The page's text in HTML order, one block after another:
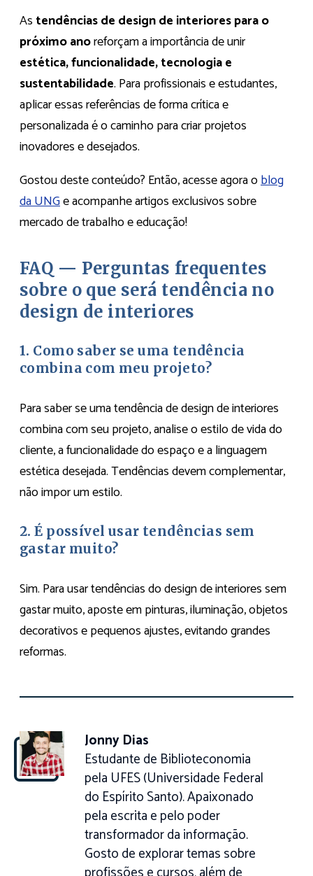
As tendências de design de interiores para o
próximo anoreforçam a importância de unir
estética, funcionalidade, tecnologia e
sustentabilidade. Para profissionais e estudantes,
aplicar essas referências de forma crítica e
personalizada é o caminho para criar projetos
inovadores e desejados.
Gostou deste conteúdo? Então, acesse agora oblog
da UNGe acompanhe artigos exclusivos sobre
mercado de trabalho e educação!
FAQ — Perguntas frequentes
sobre o que será tendência no
design de interiores
1. Como saber se uma tendência
combina com meu projeto?
Para saber se uma tendência de design de interiores
combina com seu projeto, analise o estilo de vida do
cliente, a funcionalidade do espaço e a linguagem
estética desejada. Tendências devem complementar,
não impor um estilo.
2. É possível usar tendências sem
gastar muito?
Sim. Para usar tendências do design de interiores sem
gastar muito, aposte em pinturas, iluminação, objetos
decorativos e pequenos ajustes, evitando grandes
reformas.
Jonny Dias
Estudante de Biblioteconomia
pela UFES (Universidade Federal
do Espírito Santo). Apaixonado
pela escrita e pelo poder
transformador da informação.
Gosto de explorar temas sobre